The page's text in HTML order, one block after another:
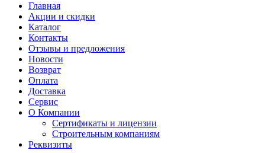
Главная
Акции и скидки
Каталог
Контакты
Отзывы и предложения
Новости
Возврат
Оплата
Доставка
Сервис
О Компании
Сертификаты и лицензии
Строительным компаниям
Реквизиты